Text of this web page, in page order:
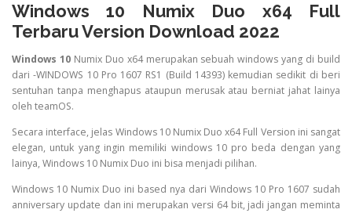
Windows 10 Numix Duo x64 Full
Terbaru Version Download 2022
Windows 10Numix Duo x64 merupakan sebuah windows yang di build
dari -WINDOWS 10 Pro 1607 RS1 (Build 14393) kemudian sedikit di beri
sentuhan tanpa menghapus ataupun merusak atau berniat jahat lainya
oleh teamOS.
Secara interface, jelas Windows 10 Numix Duo x64 Full Version ini sangat
elegan, untuk yang ingin memiliki windows 10 pro beda dengan yang
lainya, Windows 10 Numix Duo ini bisa menjadi pilihan.
Windows 10 Numix Duo ini based nya dari Windows 10 Pro 1607 sudah
anniversary update dan ini merupakan versi 64 bit, jadi jangan meminta